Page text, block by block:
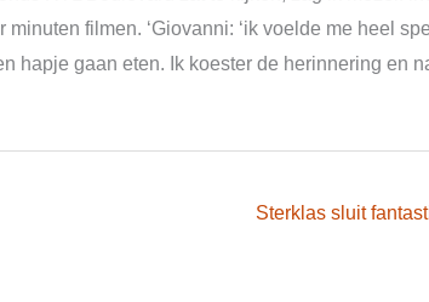
filmen. ‘Giovanni: ‘ik voelde me heel
hapje gaan eten. Ik koester de herinnering en
Sterklas sluit